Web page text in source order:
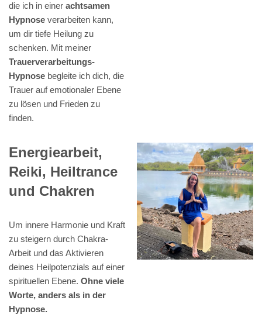
die ich in einer achtsamen
Hypnose verarbeiten kann,
um dir tiefe Heilung zu
schenken. Mit meiner
Trauerverarbeitungs-
Hypnose begleite ich dich, die
Trauer auf emotionaler Ebene
zu lösen und Frieden zu
finden.
Energiearbeit,
Reiki, Heiltrance
und Chakren
Um innere Harmonie und Kraft
zu steigern durch Chakra-
Arbeit und das Aktivieren
deines Heilpotenzials auf einer
spirituellen Ebene. Ohne viele
Worte, anders als in der
Hypnose.